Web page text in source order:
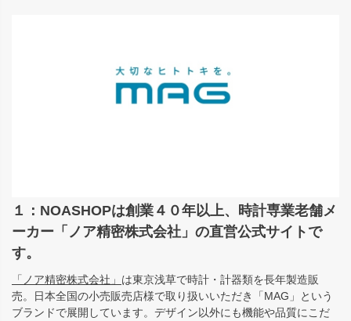
１：NOASHOPは創業４０年以上、時計専業老舗メ
ーカー「ノア精密株式会社」の直営公式サイトで
す。
「ノア精密株式会社」 は東京浅草で時計・計器類を長年製造販
売。日本全国の小売販売店様で取り扱いいただき「MAG」という
ブランドで展開しています。デザイン以外にも機能や品質にこだ